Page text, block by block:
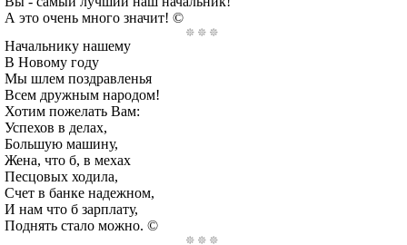
А это очень много значит! ©
Начальнику нашему
В Новому году
Мы шлем поздравленья
Всем дружным народом!
Хотим пожелать Вам:
Успехов в делах,
Большую машину,
Жена, что б, в мехах
Песцовых ходила,
Счет в банке надежном,
И нам что б зарплату,
Поднять стало можно. ©